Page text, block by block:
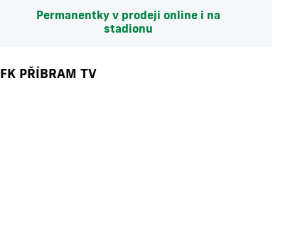
Permanentky v prodeji online i na
stadionu
FK PŘÍBRAM TV